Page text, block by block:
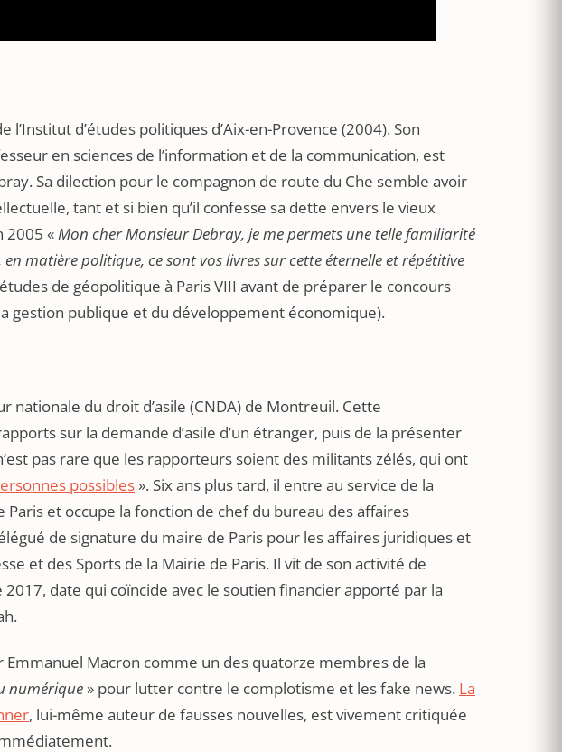
d’études politiques d’Aix-en-Provence (2004). Son
en sciences de l’information et de la communication, est
Sa dilection pour le compagnon de route du Che semble avoir
tant et si bien qu’il confesse sa dette envers le vieux
2005 «Mon cher Monsieur Debray, je me permets une telle familiarité
matière politique, ce sont vos livres sur cette éternelle et répétitive
de géopolitique à Paris VIII avant de préparer le concours
la gestion publique et du développement économique).
nationale du droit d’asile (CNDA) de Montreuil. Cette
sur la demande d’asile d’un étranger, puis de la présenter
pas rare que les rapporteurs soient des militants zélés, qui ont
possibles ». Six ans plus tard, il entre au service de la
Paris et occupe la fonction de chef du bureau des affaires
de signature du maire de Paris pour les affaires juridiques et
et des Sports de la Mairie de Paris. Il vit de son activité de
date qui coïncide avec le soutien financier apporté par la
Macron comme un des quatorze membres de la
numérique » pour lutter contre le complotisme et les fake news. La
, lui-même auteur de fausses nouvelles, est vivement critiquée